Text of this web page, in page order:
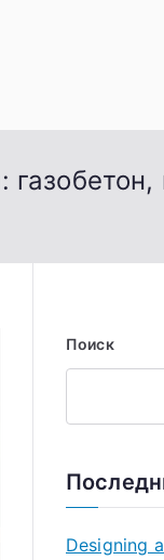
Поиск
Designing